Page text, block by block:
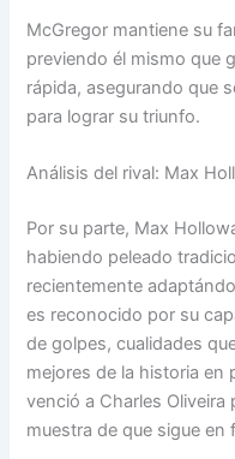
McGregor mantiene su
previendo él mismo que
rápida, asegurando que
para lograr su triunfo.
Análisis del rival: Max
Por su parte, Max
habiendo peleado
recientemente
es reconocido por su
de golpes, cualidades
mejores de la historia en
venció a Charles
muestra de que sigue en